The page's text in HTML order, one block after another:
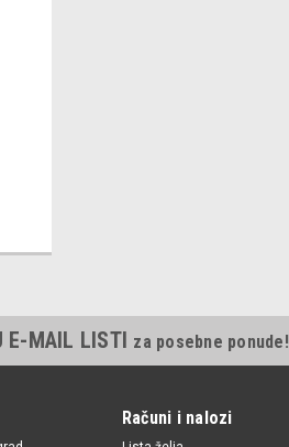
E-MAIL LISTI za posebne ponude!
Računi i nalozi